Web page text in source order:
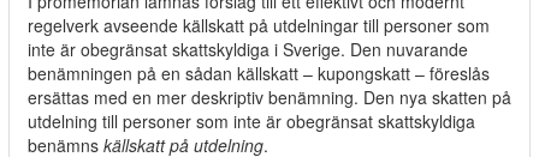
regelverk avseende källskatt på utdelningar till personer som
inte är obegränsat skattskyldiga i Sverige. Den nuvarande
benämningen på en sådan källskatt – kupongskatt – föreslås
ersättas med en mer deskriptiv benämning. Den nya skatten på
utdelning till personer som inte är obegränsat skattskyldiga
benämns källskatt på utdelning.